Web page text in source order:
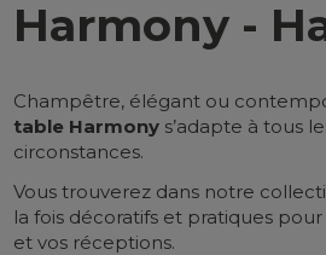
Harmony -
Champêtre, élégant ou
table Harmony s’adapte à tous
circonstances.
Vous trouverez dans notre
la fois décoratifs et pratiques
et vos réceptions.